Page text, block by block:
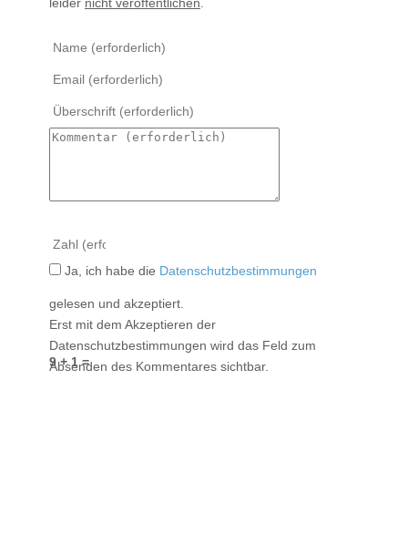
9 + 1 =
Ja, ich habe die Datenschutzbestimmungen
gelesen und akzeptiert.
Erst mit dem Akzeptieren der
Datenschutzbestimmungen wird das Feld zum
Absenden des Kommentares sichtbar.